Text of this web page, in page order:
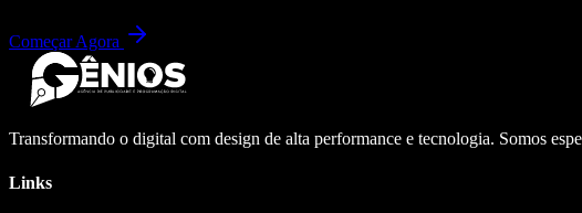
Começar Agora
Transformando o digital com design de alta performance e tecnologia. Somos
Links